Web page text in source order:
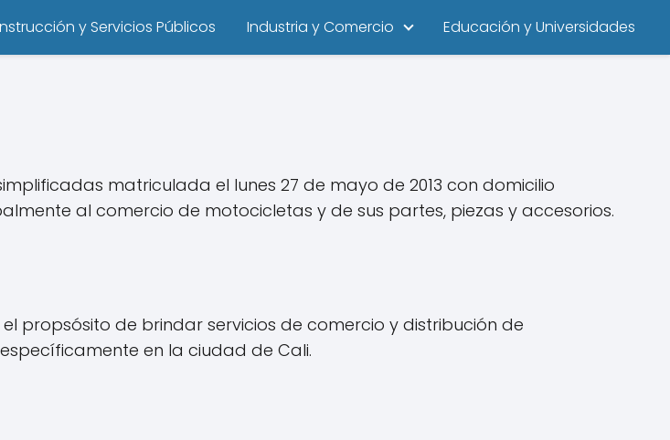
y Servicios Públicos Industria y Comercio Educación y Universidades
matriculada el lunes 27 de mayo de 2013 con domicilio
al comercio de motocicletas y de sus partes, piezas y accesorios.
propsósito de brindar servicios de comercio y distribución de
en la ciudad de Cali.